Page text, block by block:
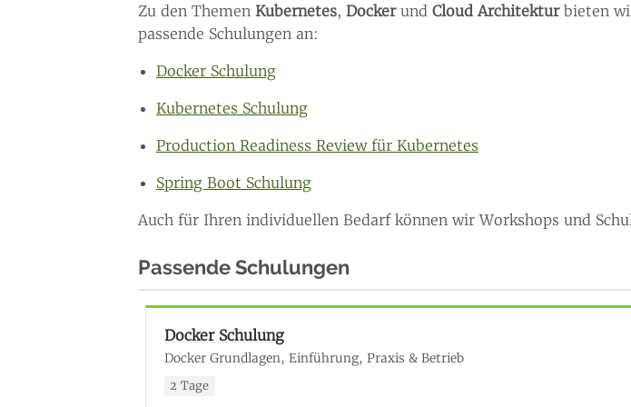
Zu den Themen Kubernetes, Dockerund Cloud Architekturbieten
passende Schulungen an:
Docker Schulung
Kubernetes Schulung
Production Readiness Review für Kubernetes
Spring Boot Schulung
Auch für Ihren individuellen Bedarf können wir Workshops und
Passende Schulungen
Docker Schulung
Docker Grundlagen, Einführung, Praxis & Betrieb
2 Tage